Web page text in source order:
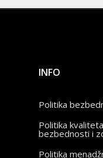
INFO
Politika
Politika
bezbednosti i
Politika